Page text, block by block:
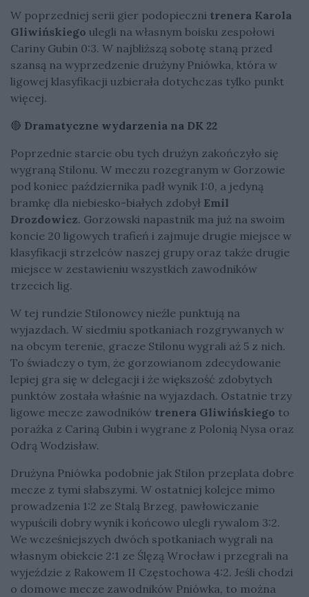
W poprzedniej serii gier podopieczni trenera Karola
Gliwińskiego ulegli na własnym boisku zespołowi
Cariny Gubin 0:3. W najbliższą sobotę staną przed
szansą na wyprzedzenie drużyny Pniówka, która w
ligowej klasyfikacji uzbierała dotychczas tylko punkt
więcej.
🔴 Dramatyczne wydarzenia na DK 22
Poprzednie starcie obu tych drużyn zakończyło się
wygraną Stilonu. W meczu rozegranym w Gorzowie
pod koniec października padł wynik 1:0, a jedyną
bramkę dla niebiesko-białych zdobył Emil
Drozdowicz. Gorzowski napastnik ma już na swoim
koncie 20 ligowych trafień i zajmuje drugie miejsce w
klasyfikacji strzelców naszej grupy oraz także drugie
miejsce w zestawieniu wszystkich zawodników
trzecich lig.
W tej rundzie Stilonowcy nieźle punktują na
wyjazdach. W siedmiu spotkaniach rozgrywanych w
na obcym terenie, gracze Stilonu wygrali aż 5 z nich.
To świadczy o tym, że gorzowianom zdecydowanie
lepiej gra się w delegacji i że większość zdobytych
punktów została właśnie na wyjazdach. Ostatnie trzy
ligowe mecze zawodników trenera Gliwińskiego to
porażka z Cariną Gubin i wygrane z Polonią Nysa oraz
Odrą Wodzisław.
Drużyna Pniówka podobnie jak Stilon przeplata dobre
mecze z tymi słabszymi. W ostatniej kolejce mimo
prowadzenia 1:2 ze Stalą Brzeg, pawłowiczanie
wypuścili dobry wynik i końcowo ulegli rywalom 3:2.
We wcześniejszych dwóch spotkaniach wygrali na
własnym obiekcie 2:1 ze Ślęzą Wrocław i przegrali na
wyjeździe z Rakowem II Częstochowa 4:2. Jeśli chodzi
o domowe mecze zawodników Pniówka, to można